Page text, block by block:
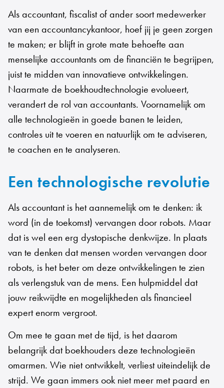
Als accountant, fiscalist of ander soort medewerker
van een accountancykantoor, hoef jij je geen zorgen
te maken; er blijft in grote mate behoefte aan
menselijke accountants om de financiën te begrijpen,
juist te midden van innovatieve ontwikkelingen.
Naarmate de boekhoudtechnologie evolueert,
verandert de rol van accountants. Voornamelijk om
alle technologieën in goede banen te leiden,
controles uit te voeren en natuurlijk om te adviseren,
te coachen en te analyseren.
Een technologische revolutie
Als accountant is het aannemelijk om te denken: ik
word (in de toekomst) vervangen door robots. Maar
dat is wel een erg dystopische denkwijze. In plaats
van te denken dat mensen worden vervangen door
robots, is het beter om deze ontwikkelingen te zien
als verlengstuk van de mens. Een hulpmiddel dat
jouw reikwijdte en mogelijkheden als financieel
expert enorm vergroot.
Om mee te gaan met de tijd, is het daarom
belangrijk dat boekhouders deze technologieën
omarmen. Wie niet ontwikkelt, verliest uiteindelijk de
strijd. We gaan immers ook niet meer met paard en